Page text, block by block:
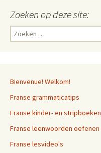
Zoeken op deze site:
Zoeken
naar:
Bienvenue! Welkom!
Franse grammaticatips
Franse kinder- en stripboeken
Franse leenwoorden oefenen
Franse lesvideo's